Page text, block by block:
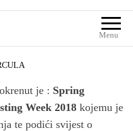
e
n
a
Menu
je : Spring
Week 2018 kojemu je
te podići svijest o